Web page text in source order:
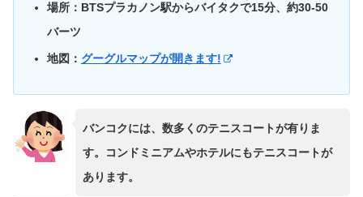
場所：BTSプラカノン駅からバイタクで15分、約30-50
バーツ
地図： グーグルマップが開きます!
バンコクには、数多くのテニスコートが有りま
す。コンドミニアムやホテルにもテニスコートが
あります。